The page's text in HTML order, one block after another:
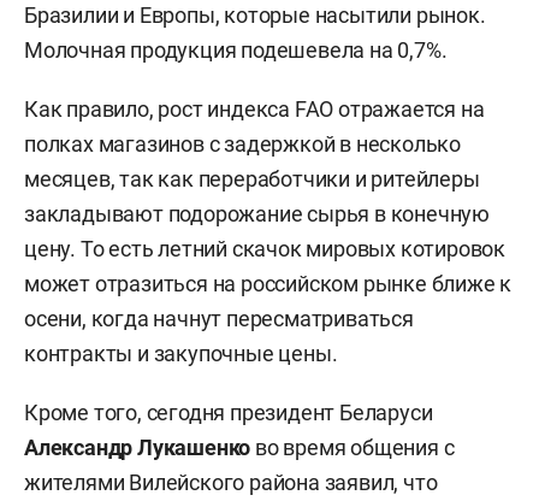
Бразилии и Европы, которые насытили рынок.
Молочная продукция подешевела на 0,7%.
Как правило, рост индекса FAO отражается на
полках магазинов с задержкой в несколько
месяцев, так как переработчики и ритейлеры
закладывают подорожание сырья в конечную
цену. То есть летний скачок мировых котировок
может отразиться на российском рынке ближе к
осени, когда начнут пересматриваться
контракты и закупочные цены.
Кроме того, сегодня президент Беларуси
Александр Лукашенко во время общения с
жителями Вилейского района заявил, что